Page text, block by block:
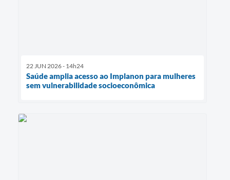
22 JUN 2026 - 14h24
Saúde amplia acesso ao Implanon para mulheres
sem vulnerabilidade socioeconômica